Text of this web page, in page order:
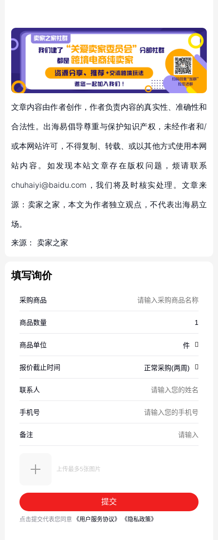
文章内容由作者创作，作者负责内容的真实性、准确性和
合法性。出海易倡导尊重与保护知识产权，未经作者和/
或本网站许可，不得复制、转载、或以其他方式使用本网
站内容。如发现本站文章存在版权问题，烦请联系
chuhaiyi@baidu.com，我们将及时核实处理。文章来
源：卖家之家，本文为作者独立观点，不代表出海易立
场。
来源： 卖家之家
填写询价